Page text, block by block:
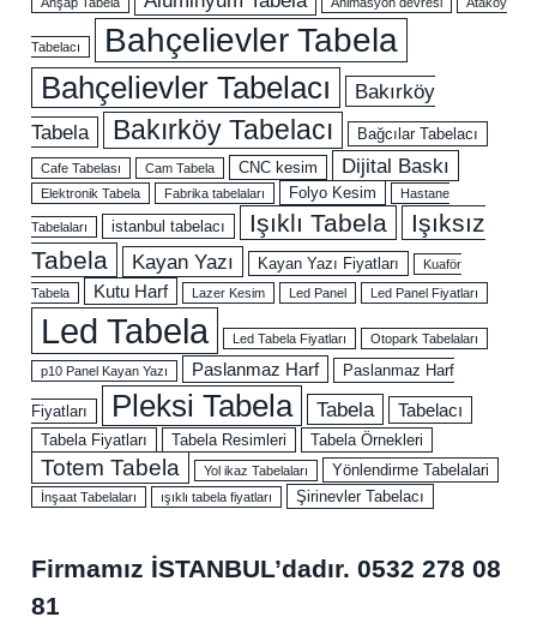
Tabelacı Bahçelievler Tabela
Bahçelievler Tabelacı
Bakırköy
Tabela
Bakırköy Tabelacı Bağcılar Tabelacı
Cafe Tabelası Cam Tabela CNC kesim Dijital Baskı
Elektronik Tabela Fabrika tabelaları Folyo Kesim Hastane
Tabelaları istanbul tabelacı Işıklı Tabela
Işıksız
Tabela
Kayan Yazı Kayan Yazı Fiyatları
Kuaför
Tabela
Kutu Harf Lazer Kesim Led Panel Led Panel Fiyatları
Led Tabela Led Tabela Fiyatları Otopark Tabelaları
p10 Panel Kayan Yazı Paslanmaz Harf Paslanmaz Harf
Fiyatları Pleksi Tabela Tabela Tabelacı
Tabela Fiyatları Tabela Resimleri Tabela Örnekleri
Totem Tabela Yol ikaz Tabelaları Yönlendirme Tabelalari
İnşaat Tabelaları ışıklı tabela fiyatları Şirinevler Tabelacı
Firmamız İSTANBUL’dadır. 0532 278 08
81